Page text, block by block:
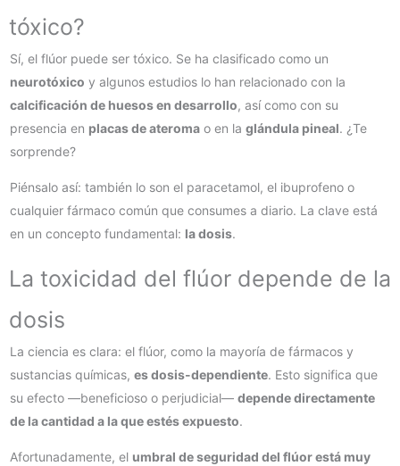
tóxico?
Sí, el flúor puede ser tóxico. Se ha clasificado como un
neurotóxico y algunos estudios lo han relacionado con la
calcificación de huesos en desarrollo, así como con su
presencia en placas de ateromao en la glándula pineal. ¿Te
sorprende?
Piénsalo así: también lo son el paracetamol, el ibuprofeno o
cualquier fármaco común que consumes a diario. La clave está
en un concepto fundamental: la dosis.
La toxicidad del flúor depende de la
dosis
La ciencia es clara: el flúor, como la mayoría de fármacos y
sustancias químicas, es dosis-dependiente. Esto significa que
su efecto —beneficioso o perjudicial— depende directamente
de la cantidad a la que estés expuesto.
Afortunadamente, el umbral de seguridad del flúor está muy